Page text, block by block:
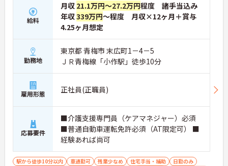
給料
月収 21.1万円～27.2万円程度 諸手当込み
年収339万円～程度 月収×12ヶ月＋賞与
4.25ヶ月想定
勤務地
東京都 青梅市 末広町1－4－5
ＪＲ青梅線「小作駅」徒歩10分
雇用形態 正社員(正職員)
応募要件
■介護支援専門員（ケアマネジャー）必須
■普通自動車運転免許必須（AT限定可） ■
経験あれば尚可
駅から徒歩10分以内 車通勤可 残業少なめ 住宅手当・補助
日勤のみ